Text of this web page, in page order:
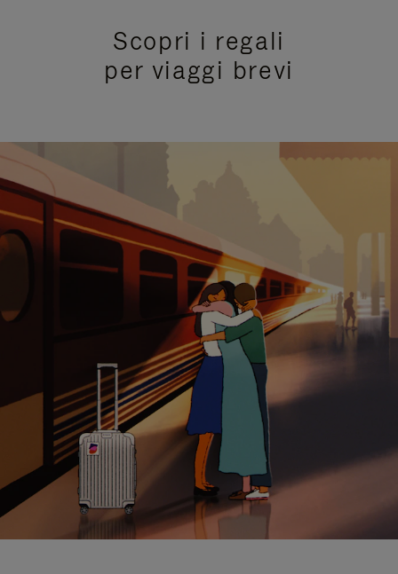
Scopri i regali
per viaggi brevi